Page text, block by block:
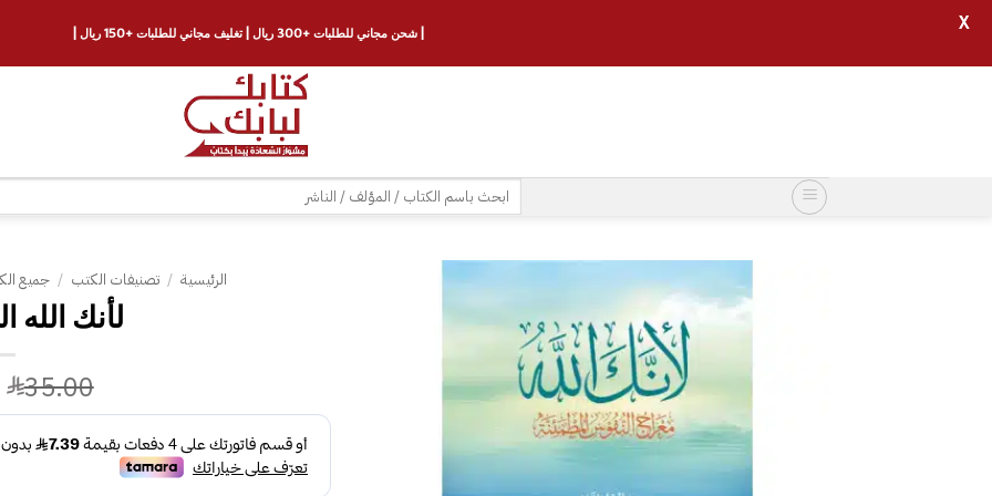
البحث
عن:
الرئيسية / تصنيفات الكتب / جميع
لأنك الله
35.00
| شحن مجاني للطلبات +300 ريال | تغليف مجاني للطلبات +150 ريال | X